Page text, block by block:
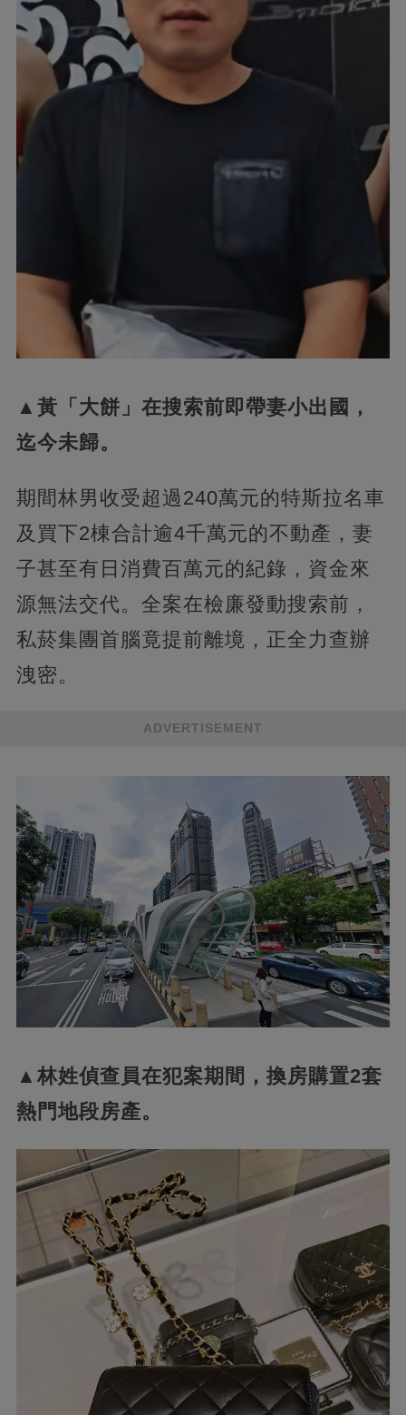
▲黃「大餅」在搜索前即帶妻小出國，
迄今未歸。
期間林男收受超過240萬元的特斯拉名車
及買下2棟合計逾4千萬元的不動產，妻
子甚至有日消費百萬元的紀錄，資金來
源無法交代。全案在檢廉發動搜索前，
私菸集團首腦竟提前離境，正全力查辦
洩密。
ADVERTISEMENT
▲林姓偵查員在犯案期間，換房購置2套
熱門地段房產。